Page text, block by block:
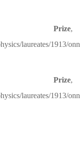
Prize,
laureates/1913/
Prize,
laureates/1913/